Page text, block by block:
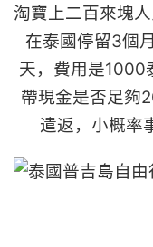
淘寶上二百來塊
在泰國停留3個
天，費用是1000
帶現金是否足夠
遣返，小概率